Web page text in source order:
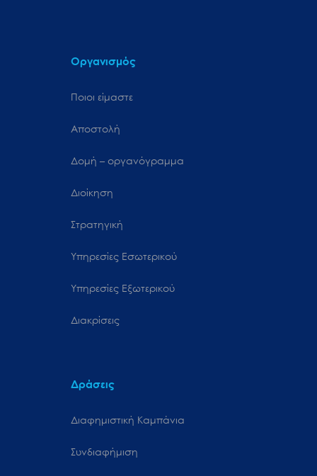
Οργανισμός
Ποιοι είμαστε
Αποστολή
Δομή – οργανόγραμμα
Διοίκηση
Στρατηγική
Υπηρεσίες Εσωτερικού
Υπηρεσίες Εξωτερικού
Διακρίσεις
Δράσεις
Διαφημιστική Καμπάνια
Συνδιαφήμιση